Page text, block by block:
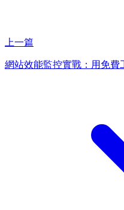
上一篇
網站效能監控實戰：用免費